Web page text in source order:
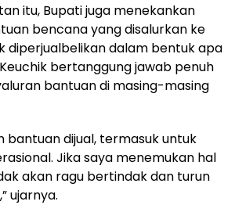
itu, Bupati juga menekankan
bencana yang disalurkan ke
diperjualbelikan dalam bentuk apa
bertanggung jawab penuh
bantuan di masing-masing
bantuan dijual, termasuk untuk
Jika saya menemukan hal
akan ragu bertindak dan turun
ujarnya.